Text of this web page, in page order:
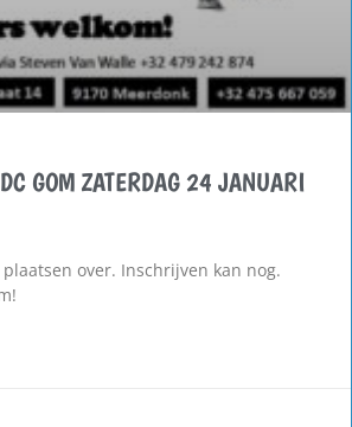
GOM ZATERDAG 24 JANUARI
over. Inschrijven kan nog.